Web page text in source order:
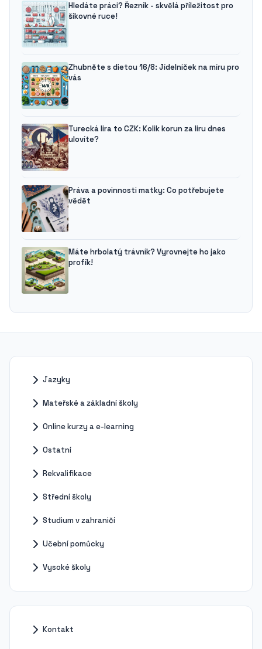
Hledáte práci? Řezník - skvělá příležitost pro
šikovné ruce!
Zhubněte s dietou 16/8: Jídelníček na míru pro
vás
Turecká lira to CZK: Kolik korun za liru dnes
ulovíte?
Práva a povinnosti matky: Co potřebujete
vědět
Máte hrbolatý trávník? Vyrovnejte ho jako
profík!
Jazyky
Mateřské a základní školy
Online kurzy a e-learning
Ostatní
Rekvalifikace
Střední školy
Studium v zahraničí
Učební pomůcky
Vysoké školy
Kontakt